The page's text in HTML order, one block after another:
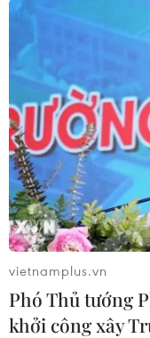
ở thành phố
những năm
TP Hồ Chí
sinh lớp 10
cả thi tuyển
Việc giữ ổn định
10 trong năm tới
lợi cho phụ
trường sau khi
Dương, Bà Rịa-
Thành phố Hồ Chí
vietnamplus.vn
Phó Thủ tướng
khởi công xây